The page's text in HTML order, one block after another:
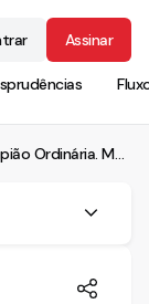
Assinar
Modelo. Contestação. Usucapião Ordinária. Mera Permissão e Tolerância.